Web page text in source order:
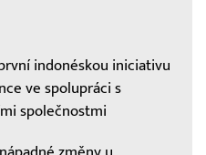
indonéskou iniciativu
ve spolupráci s
společnostmi